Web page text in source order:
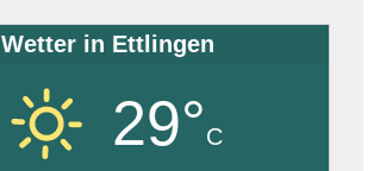
Wetter in Ettlingen
29°C